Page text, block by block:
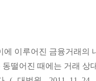
이루어진 금융거래의
떨어진 때에는 거래 상